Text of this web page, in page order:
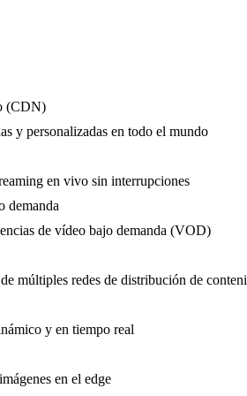
(CDN)
y personalizadas en todo el mundo
en vivo sin interrupciones
demanda
de vídeo bajo demanda (VOD)
múltiples redes de distribución de
y en tiempo real
en el edge